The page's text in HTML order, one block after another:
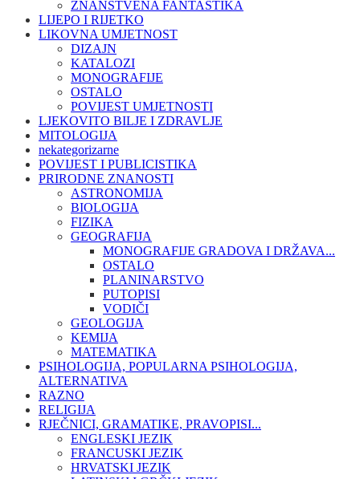
ZNANSTVENA FANTASTIKA
LIJEPO I RIJETKO
LIKOVNA UMJETNOST
DIZAJN
KATALOZI
MONOGRAFIJE
OSTALO
POVIJEST UMJETNOSTI
LJEKOVITO BILJE I ZDRAVLJE
MITOLOGIJA
nekategorizarne
POVIJEST I PUBLICISTIKA
PRIRODNE ZNANOSTI
ASTRONOMIJA
BIOLOGIJA
FIZIKA
GEOGRAFIJA
MONOGRAFIJE GRADOVA I DRŽAVA...
OSTALO
PLANINARSTVO
PUTOPISI
VODIČI
GEOLOGIJA
KEMIJA
MATEMATIKA
PSIHOLOGIJA, POPULARNA PSIHOLOGIJA,
ALTERNATIVA
RAZNO
RELIGIJA
RJEČNICI, GRAMATIKE, PRAVOPISI...
ENGLESKI JEZIK
FRANCUSKI JEZIK
HRVATSKI JEZIK